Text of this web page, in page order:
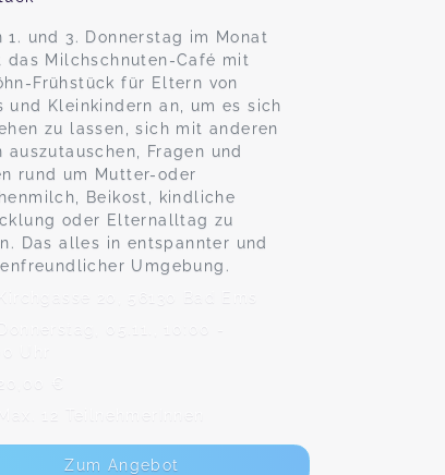
1. und 3. Donnerstag im Monat
das Milchschnuten-Café mit
Frühstück für Eltern von
und Kleinkindern an, um es sich
zu lassen, sich mit anderen
auszutauschen, Fragen und
rund um Mutter-oder
Beikost, kindliche
oder Elternalltag zu
Das alles in entspannter und
Umgebung.
Kirchgasse 20, 56130 Bad Ems
Donnerstag, 05.11., 10:00 -
Uhr
20,00 €
Max. 12 TeilnehmerInnen
Zum Angebot